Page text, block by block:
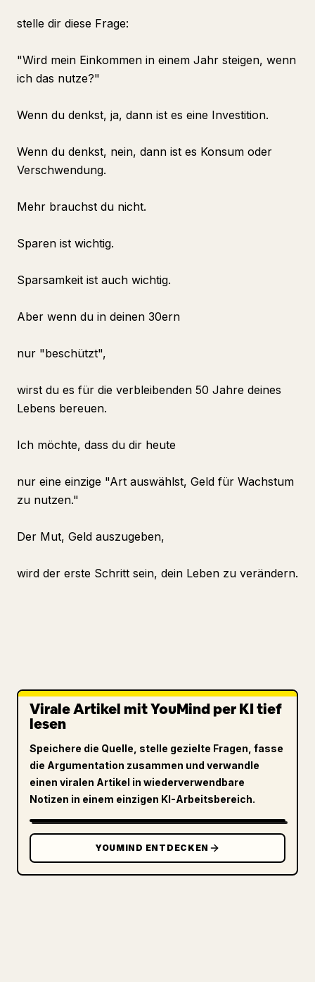
stelle dir diese Frage:
"Wird mein Einkommen in einem Jahr steigen, wenn
ich das nutze?"
Wenn du denkst, ja, dann ist es eine Investition.
Wenn du denkst, nein, dann ist es Konsum oder
Verschwendung.
Mehr brauchst du nicht.
Sparen ist wichtig.
Sparsamkeit ist auch wichtig.
Aber wenn du in deinen 30ern
nur "beschützt",
wirst du es für die verbleibenden 50 Jahre deines
Lebens bereuen.
Ich möchte, dass du dir heute
nur eine einzige "Art auswählst, Geld für Wachstum
zu nutzen."
Der Mut, Geld auszugeben,
wird der erste Schritt sein, dein Leben zu verändern.
Virale Artikel mit YouMind per KI tief
lesen
Speichere die Quelle, stelle gezielte Fragen, fasse
die Argumentation zusammen und verwandle
einen viralen Artikel in wiederverwendbare
Notizen in einem einzigen KI-Arbeitsbereich.
YOUMIND ENTDECKEN